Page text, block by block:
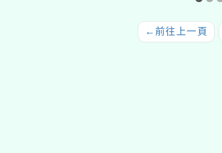
← 前往上一頁